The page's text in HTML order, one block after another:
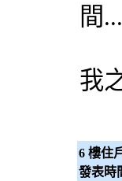
間
我
6 樓住
發表時